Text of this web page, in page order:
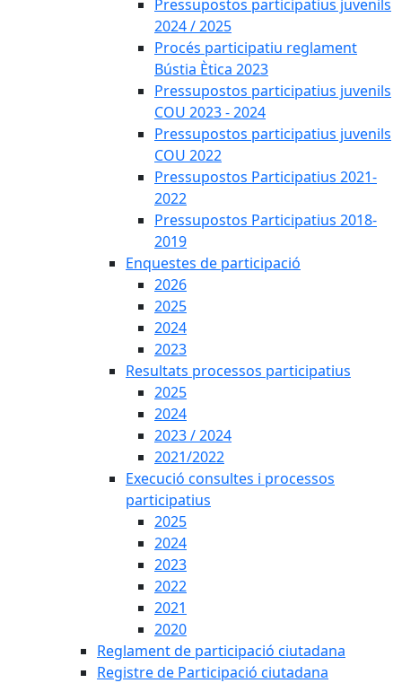
Pressupostos participatius juvenils
2024 / 2025
Procés participatiu reglament
Bústia Ètica 2023
Pressupostos participatius juvenils
COU 2023 - 2024
Pressupostos participatius juvenils
COU 2022
Pressupostos Participatius 2021-
2022
Pressupostos Participatius 2018-
2019
Enquestes de participació
2026
2025
2024
2023
Resultats processos participatius
2025
2024
2023 / 2024
2021/2022
Execució consultes i processos
participatius
2025
2024
2023
2022
2021
2020
Reglament de participació ciutadana
Registre de Participació ciutadana